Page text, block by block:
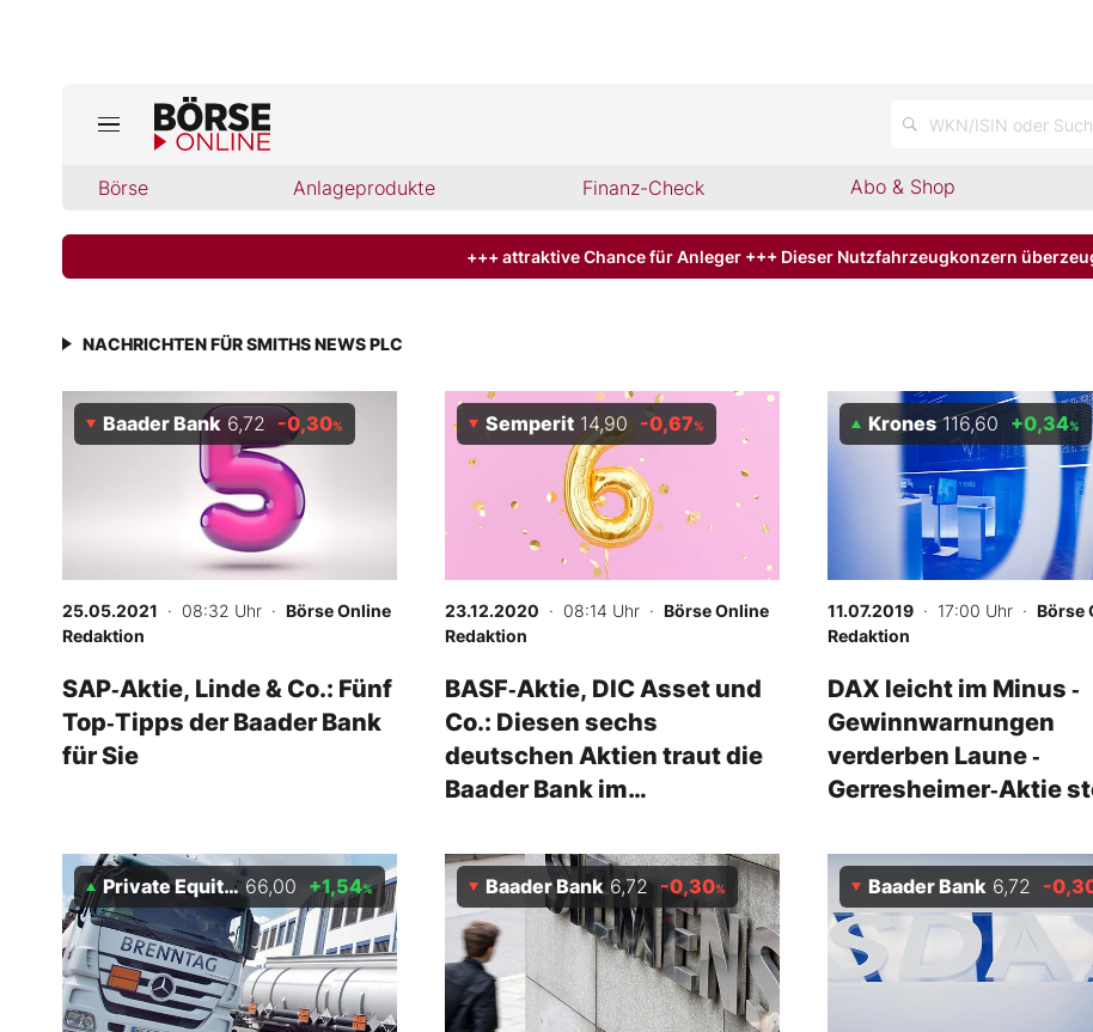
WKN/ISIN oder
Börse Anlageprodukte Finanz-Check Abo & Shop
Börse
BO-Musterdepots
Experten
Mein B:O
Folgen Sie uns
+++ attraktive Chance für Anleger +++ Dieser Nutzfahrzeugkonzern
NACHRICHTEN FÜR SMITHS NEWS PLC
Baader Bank 6,72 -0,30%
25.05.2021 · 08:32 Uhr · Börse Online
Redaktion
SAP‑Aktie, Linde & Co.: Fünf
Top‑Tipps der Baader Bank
für Sie
Semperit 14,90 -0,67%
23.12.2020 · 08:14 Uhr · Börse Online
Redaktion
BASF‑Aktie, DIC Asset und
Co.: Diesen sechs
deutschen Aktien traut die
Baader Bank im
meisten zu
Krones 116,60 +0,34%
11.07.2019 · 17:00 Uhr · Börse
Redaktion
DAX leicht im Minus ‑
Gewinnwarnungen
verderben Laune ‑
Gerresheimer‑Aktie
Private Equity Holding AG 66,00 +1,54% Baader Bank 6,72 -0,30% Baader Bank 6,72 -